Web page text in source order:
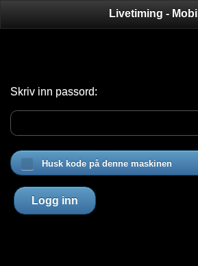
Livetiming - Mobil
Skriv inn passord:
Husk kode på denne maskinen
Logg inn